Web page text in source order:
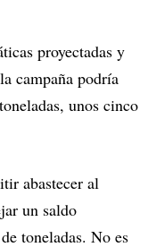
proyectadas y
campaña podría
unos cinco
abastecer al
un saldo
toneladas. No es